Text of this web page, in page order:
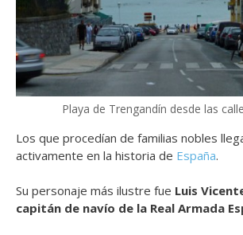
Playa de Trengandín desde las
Los que procedían de familias nobles
activamente en la historia de España.
Su personaje más ilustre fue Luis
capitán de navío de la Real Armada